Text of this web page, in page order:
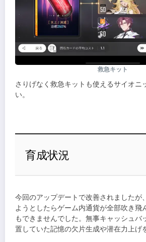
救急キット
さりげなく救急キットも使えるサイオニ
い。
育成状況
今回のアップデートで改善されましたが
ようとしたらゲーム内通貨が全部吹き飛
もできませんでした。無事キャッシュバ
置していた記憶の欠片生成や潜在力上げ